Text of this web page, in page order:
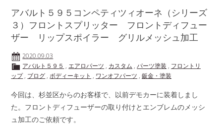
会社紹介
お問い合わせ
アバルト５９５コンペティツィオーネ（シリーズ
３）フロントスプリッター フロントディフュー
ザー リップスポイラー グリルメッシュ加工
2020.09.03
アバルト５９５ , エアロパーツ , カスタム ,パーツ塗装 , フロントリ
ップ, ブログ ,ボディーキット , ワンオフパーツ ,鈑金・塗装
今回は、杉並区からのお客様で、以前デモカーに装着しまし
た。フロントディフューザーの取り付けとエンブレムのメッシ
ュ加工のご依頼です。